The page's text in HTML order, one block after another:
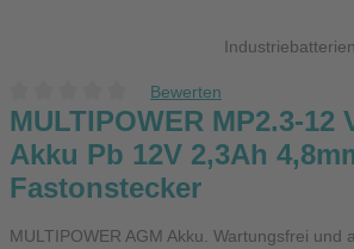
Industriebatterien
Durchschnittliche Bewertung von 0 von 5
Bewerten
MULTIPOWER MP2.3-12
Akku Pb 12V 2,3Ah
Fastonstecker
MULTIPOWER AGM Akku. Wartungsfrei und